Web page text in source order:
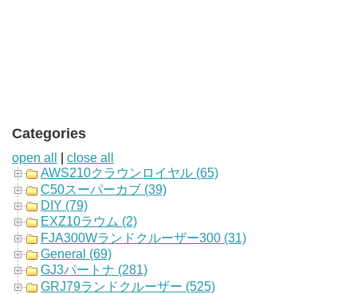
Categories
open all
close all
AWS210クラウンロイヤル (65)
C50スーパーカブ (39)
DIY (79)
EXZ10ラウム (2)
FJA300Wランドクルーザー300 (31)
General (69)
GJ3パートナ (281)
GRJ79ランドクルーザー (525)